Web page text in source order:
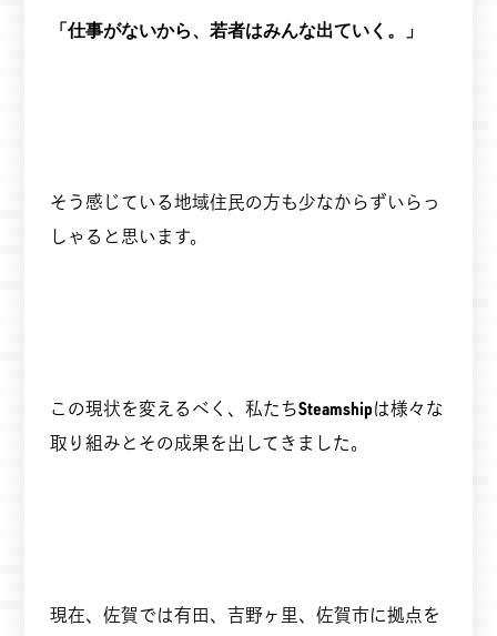
「仕事がないから、若者はみんな出ていく。」
そう感じている地域住民の方も少なからずいらっ
しゃると思います。
この現状を変えるべく、私たちSteamshipは様々な
取り組みとその成果を出してきました。
現在、佐賀では有田、吉野ヶ里、佐賀市に拠点を